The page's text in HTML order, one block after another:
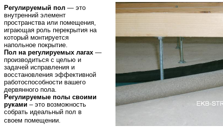
Регулируемый пол — это
внутренний элемент
пространства или помещения,
играющая роль перекрытия на
который монтируется
напольное покрытие.
Пол на регулируемых лагах —
производиться с целью и
задачей исправления и
восстановления эффективной
работоспособности вашего
дервянного пола.
Регулируемые полы своими
руками – это возможность
собрать идеальный пол в
своем помещении.